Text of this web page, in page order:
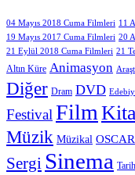
04 Mayıs 2018 Cuma Filmleri 11
19 Mayıs 2017 Cuma Filmleri 20
21 Eylül 2018 Cuma Filmleri 21
Altın Küre Animasyon
Diğer Dram DVD
FestivalFilm
Müzik Müzikal OSCAR
Sergi Sinema Tarih